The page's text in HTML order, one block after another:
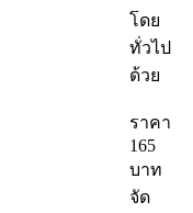
โดย
ทั่วไป
ด้วย
ราคา
165
บาท
จัด